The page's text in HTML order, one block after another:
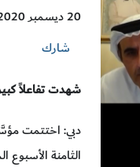
20 ديسمبر 2020
شارك
شهدت تفاعلاً
دبي: اختتمت
الثامنة